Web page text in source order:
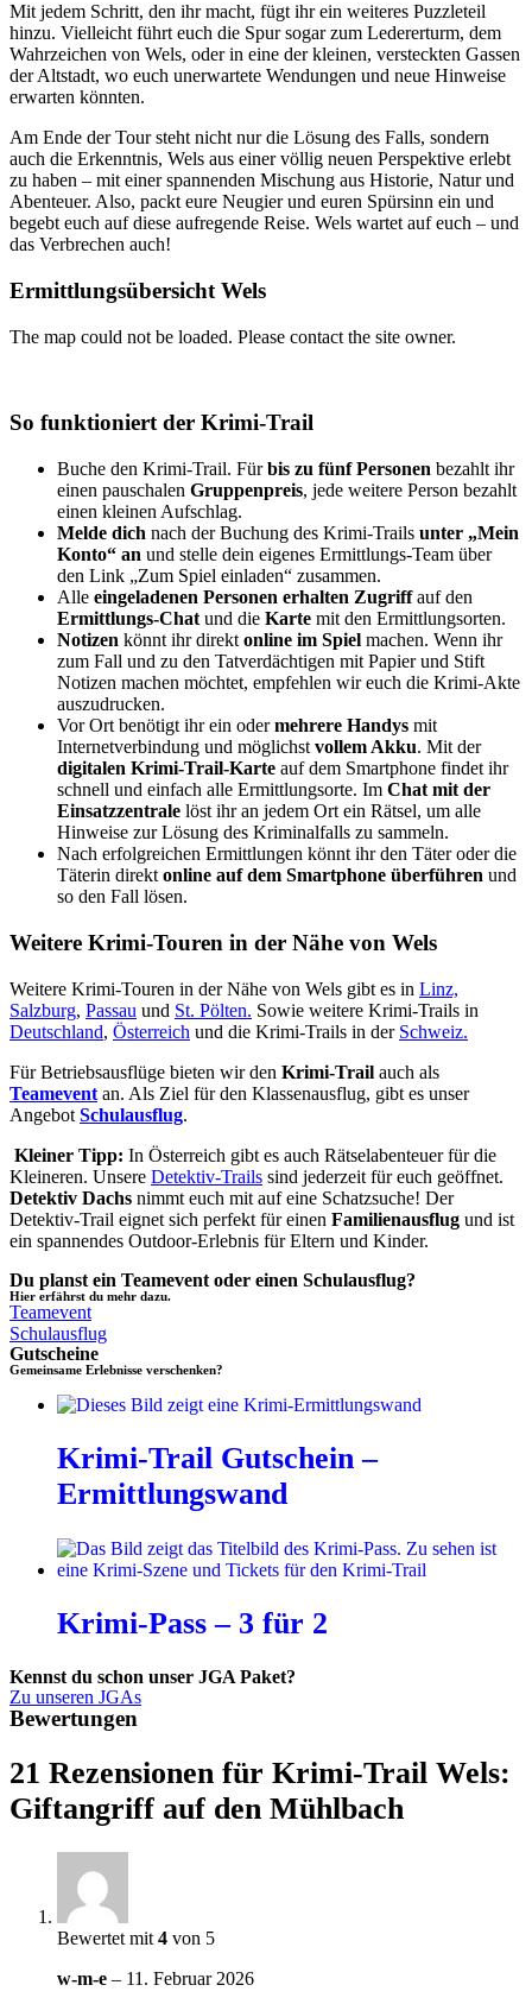
Mit jedem Schritt, den ihr macht, fügt ihr ein weiteres Puzzleteil
hinzu. Vielleicht führt euch die Spur sogar zum Ledererturm, dem
Wahrzeichen von Wels, oder in eine der kleinen, versteckten Gassen
der Altstadt, wo euch unerwartete Wendungen und neue Hinweise
erwarten könnten.
Am Ende der Tour steht nicht nur die Lösung des Falls, sondern
auch die Erkenntnis, Wels aus einer völlig neuen Perspektive erlebt
zu haben – mit einer spannenden Mischung aus Historie, Natur und
Abenteuer. Also, packt eure Neugier und euren Spürsinn ein und
begebt euch auf diese aufregende Reise. Wels wartet auf euch – und
das Verbrechen auch!
Ermittlungsübersicht Wels
The map could not be loaded. Please contact the site owner.
So funktioniert der Krimi-Trail
Buche den Krimi-Trail. Fürbis zu fünf Personen bezahlt ihr
einen pauschalen Gruppenpreis, jede weitere Person bezahlt
einen kleinen Aufschlag.
Melde dich nach der Buchung des Krimi-Trails unter „Mein
Konto“ an und stelle dein eigenes Ermittlungs-Team über
den Link „Zum Spiel einladen“ zusammen.
Alle eingeladenen Personen erhalten Zugriffauf den
Ermittlungs-Chat und die Karte mit den Ermittlungsorten.
Notizen könnt ihr direkt online im Spiel machen. Wenn ihr
zum Fall und zu den Tatverdächtigen mit Papier und Stift
Notizen machen möchtet, empfehlen wir euch die Krimi-Akte
auszudrucken.
Vor Ort benötigt ihr ein odermehrere Handys mit
Internetverbindung und möglichst vollem Akku. Mit der
digitalen Krimi-Trail-Karte auf dem Smartphone findet ihr
schnell und einfach alle Ermittlungsorte. Im Chat mit der
Einsatzzentrale löst ihr an jedem Ort ein Rätsel, um alle
Hinweise zur Lösung des Kriminalfalls zu sammeln.
Nach erfolgreichen Ermittlungen könnt ihr den Täter oder die
Täterin direkt online auf dem Smartphone überführen und
so den Fall lösen.
Weitere Krimi-Touren in der Nähe von Wels
Weitere Krimi-Touren in der Nähe von Wels gibt es in Linz,
Salzburg, Passau und St. Pölten. Sowie weitere Krimi-Trails in
Deutschland, Österreich und die Krimi-Trails in der Schweiz.
Für Betriebsausflüge bieten wir den Krimi-Trail auch als
Teamevent an. Als Ziel für den Klassenausflug, gibt es unser
Angebot Schulausflug.
Kleiner Tipp: In Österreich gibt es auch Rätselabenteuer für die
Kleineren. Unsere Detektiv-Trails sind jederzeit für euch geöffnet.
Detektiv Dachs nimmt euch mit auf eine Schatzsuche! Der
Detektiv-Trail eignet sich perfekt für einen Familienausflug und ist
ein spannendes Outdoor-Erlebnis für Eltern und Kinder.
Du planst ein Teamevent oder einen Schulausflug?
Hier erfährst du mehr dazu.
Teamevent
Schulausflug
Gutscheine
Gemeinsame Erlebnisse verschenken?
Krimi-Trail Gutschein –
Ermittlungswand
Krimi-Pass – 3 für 2
Kennst du schon unser JGA Paket?
Zu unseren JGAs
Bewertungen
21 Rezensionen für Krimi-Trail Wels:
Giftangriff auf den Mühlbach
Bewertet mit 4 von 5
w-m-e – 11. Februar 2026